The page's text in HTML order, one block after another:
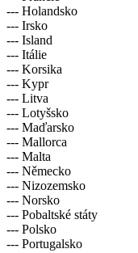
--- Holandsko
--- Irsko
--- Island
--- Itálie
--- Korsika
--- Kypr
--- Litva
--- Lotyšsko
--- Maďarsko
--- Mallorca
--- Malta
--- Německo
--- Nizozemsko
--- Norsko
--- Pobaltské státy
--- Polsko
--- Portugalsko